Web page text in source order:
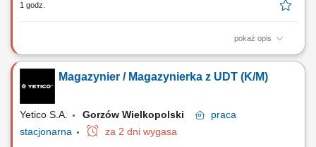
1 godz.
pokaż opis
Opis stanowiska Wykonywanie zleceń przewozowych w ruchu
krajowym oraz na trasach zachodnich (Niemcy) nowoczesnym taborem
ciężarowym. Prowadzenie bieżącego nadzoru nad parametrami
eksploatacyjnych. Sprawne realizowanie wyznaczonych...
Magazynier / Magazynierka z UDT (K/M)
Yetico S.A. Gorzów Wielkopolski
praca
stacjonarna
za 2 dni wygasa